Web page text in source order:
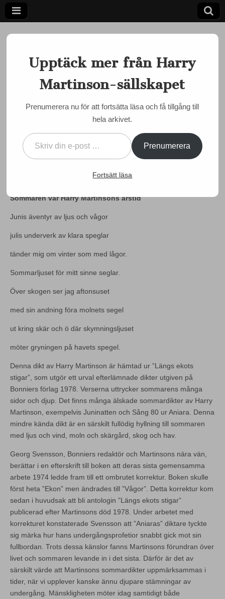
Harry
Martinson-
sällskapet
Ett författarskap som fångar daggdroppen och speglar
kosmos
Månadens Martinson juli
2020 #2 – av Göran
Bäckstrand
0 Comments
Sommaren var Harry Martinsons årstid
Junis äventyr av ljus och vågor
julis underverk av klara speglar
tänder mig om vinter som med lågor.
Sommarljuset för mitt sinne seglar.
Över skogen ser jag aftonsuset
med sin andning föra molnets segel
ut kring skär och ö där skymningsljuset
möter gryningen på havets spegel.
Denna dikt av Harry Martinson är hämtad ur ”Längs ekots
stigar”, som utgör ett urval efterlämnade dikter utgiven på
Bonniers förlag 1978. Verserna uttrycker sommarens många
sidor och djup. Det finns många älskade sommardikter av Harry
Martinson, exempelvis Juninatten och Sång 80 ur Aniara. Denna
mindre kända dikt är en särskilt fullödig hyllning till sommaren
med ljus och vind, moln och skärgård, skog och hav.
Georg Svensson, Bonniers redaktör och Martinsons nära vän,
berättar i en efterskrift till boken att deras sista gemensamma
arbete 1974 ledde fram till ett ombrutet korrektur. Boken skulle
först heta ”Ekon” men ändrades till ”Vågor”. Detta korrektur kom
sedan i huvudsak att bli antologin ”Längs ekots stigar”
publicerad efter Martinsons död 1978. Under arbetet med
korrekturet konstaterade Svensson att ”Aniaras” diktare tyckte
sig märka hur hans undergångsprofetior snabbt gick mot sin
fullbordan. Trots dessa känslor fanns Martinsons förundran över
livet och sommaren levande in i det sista. Därför är det av
särskilt värde att Martinsons sommardikter uppmärksammas i
tider, när vi upplever kanske ännu djupare stämningar av
undergång. Mänskligheten möter idag samtidigt både
Upptäck mer från Harry
Martinson-sällskapet
Prenumerera nu för att fortsätta läsa och få tillgång till
hela arkivet.
Prenumerera
Fortsätt läsa